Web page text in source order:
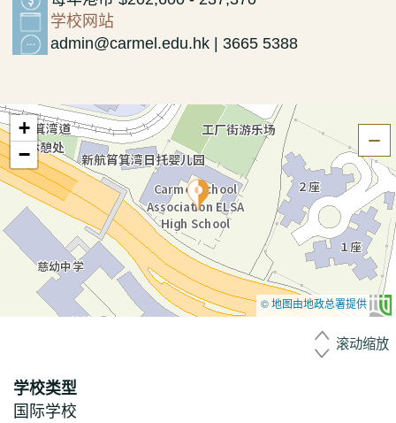
学校网站
admin@carmel.edu.hk | 3665 5388
+
−
© 地图由地政总署提供
滚动缩放
学校类型
国际学校